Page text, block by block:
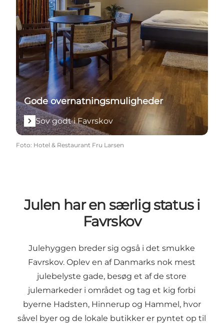
Gode overnatningsmuligheder
Sov godt i Favrskov
Foto: Hotel & Restaurant Fru Larsen
Julen har en særlig status i
Favrskov
Julehyggen breder sig også i det smukke
Favrskov. Oplev en af Danmarks nok mest
julebelyste gade, besøg et af de store
julemarkeder i området og tag et kig forbi
byerne Hadsten, Hinnerup og Hammel, hvor
såvel byer og de lokale butikker er pyntet op til